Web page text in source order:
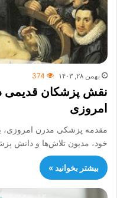
بهمن ۲۸, ۱۴۰۳ 374
نقش پزشکان قدیمی
امروزی
مقدمه پزشکی مدرن امروزی،
خود، مدیون تلاش‌ها و دانش
بیشتر بخوانید »